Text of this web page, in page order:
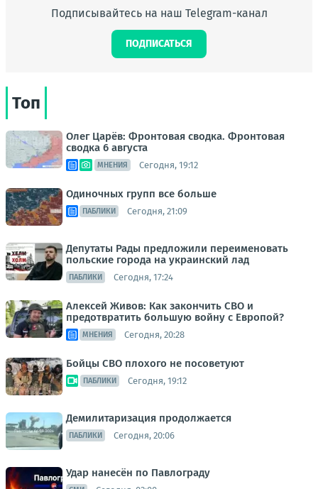
Подписывайтесь на наш Telegram-канал
ПОДПИСАТЬСЯ
Топ
Олег Царёв: Фронтовая сводка. Фронтовая
сводка 6 августа
МНЕНИЯ Сегодня, 19:12
Одиночных групп все больше
ПАБЛИКИ Сегодня, 21:09
Депутаты Рады предложили переименовать
польские города на украинский лад
ПАБЛИКИ Сегодня, 17:24
Алексей Живов: Как закончить СВО и
предотвратить большую войну с Европой?
МНЕНИЯ Сегодня, 20:28
Бойцы СВО плохого не посоветуют
ПАБЛИКИ Сегодня, 19:12
Демилитаризация продолжается
ПАБЛИКИ Сегодня, 20:06
Удар нанесён по Павлограду